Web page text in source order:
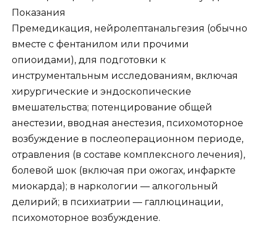
Показания
Премедикация, нейролептанальгезия (обычно
вместе с фентанилом или прочими
опиоидами), для подготовки к
инструментальным исследованиям, включая
хирургические и эндоскопические
вмешательства; потенцирование общей
анестезии, вводная анестезия, психомоторное
возбуждение в послеоперационном периоде,
отравления (в составе комплексного лечения),
болевой шок (включая при ожогах, инфаркте
миокарда); в наркологии — алкогольный
делирий; в психиатрии — галлюцинации,
психомоторное возбуждение.